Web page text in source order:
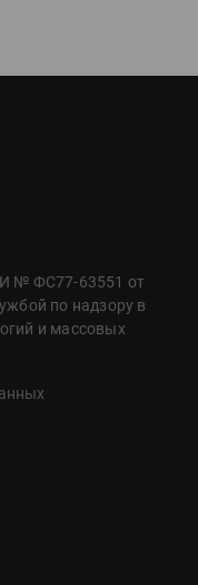
№ ФС77-63551 от
по надзору в
и массовых